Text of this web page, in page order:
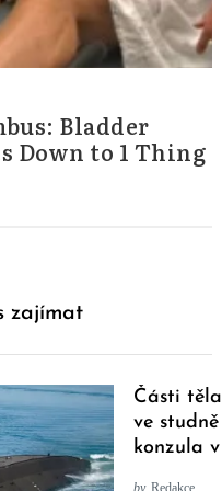
Bladder
Down to 1 Thing
zajímat
Části
ve
konzula
by Redakce